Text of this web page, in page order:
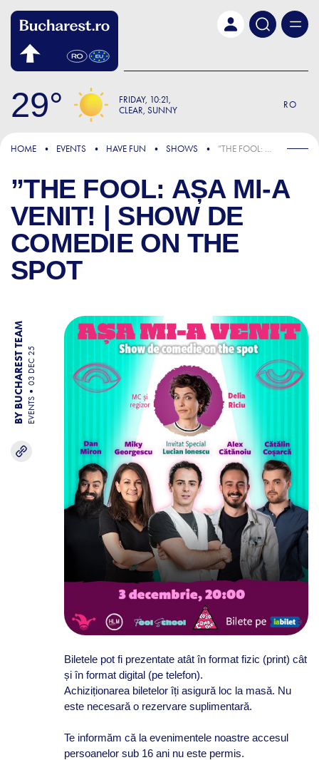
29 FRIDAY 10:21
CLEAR, SUNNY
RO
HOME EVENTS HAVE FUN SHOWS ”THE FOOL: AȘA MI-A VENIT! | SHOW DE COMEDIE ON THE SPOT
”THE FOOL: AȘA MI-A
VENIT! | SHOW DE
COMEDIE ON THE
SPOT
BY BUCHAREST TEAM EVENTS
03 DEC 25
Biletele pot fi prezentate atât în format fizic (print) cât
și în format digital (pe telefon).
Achiziționarea biletelor îți asigură loc la masă. Nu
este necesară o rezervare suplimentară.
Te informăm că la evenimentele noastre accesul
persoanelor sub 16 ani nu este permis.